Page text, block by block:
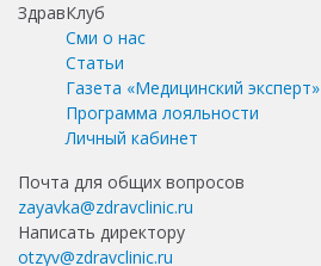
ЗдравКлуб
Сми о нас
Статьи
Газета «Медицинский эксперт»
Программа лояльности
Личный кабинет
Почта для общих вопросов
zayavka@zdravclinic.ru
Написать директору
otzyv@zdravclinic.ru